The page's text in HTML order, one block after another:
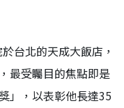
台北的天成大飯店，
最受矚目的焦點即是
」，以表彰他長達35